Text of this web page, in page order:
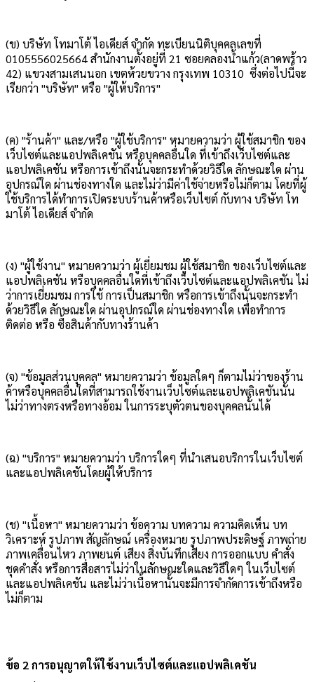
(ข) บริษัท โทมาโต้ ไอเดียส์ จำกัด ทะเบียนนิติบุคคลเลขที่
0105556025664 สำนักงานตั้งอยู่ที่ 21 ซอยคลองน้ำแก้ว(ลาดพร้าว
42) แขวงสามเสนนอก เขตห้วยขวาง กรุงเทพ 10310 ซึ่งต่อไปนี้จะ
เรียกว่า "บริษัท" หรือ "ผู้ให้บริการ"
(ค) "ร้านค้า" และ/หรือ "ผู้ใช้บริการ" หมายความว่า ผู้ใช้สมาชิก ของ
เว็บไซต์และแอปพลิเคชัน หรือบุคคลอื่นใด ที่เข้าถึงเว็บไซต์และ
แอปพลิเคชัน หรือการเข้าถึงนั้นจะกระทำด้วยวิธีใด ลักษณะใด ผ่าน
อุปกรณ์ใด ผ่านช่องทางใด และไม่ว่ามีค่าใช้จ่ายหรือไม่ก็ตาม โดยที่ผู้
ใช้บริการได้ทำการเปิดระบบร้านค้าหรือเว็บไซต์ กับทาง บริษัท โท
มาโต้ ไอเดียส์ จำกัด
(ง) "ผู้ใช้งาน" หมายความว่า ผู้เยี่ยมชม ผู้ใช้สมาชิก ของเว็บไซต์และ
แอปพลิเคชัน หรือบุคคลอื่นใดที่เข้าถึงเว็บไซต์และแอปพลิเคชัน ไม่
ว่าการเยี่ยมชม การใช้ การเป็นสมาชิก หรือการเข้าถึงนั้นจะกระทำ
ด้วยวิธีใด ลักษณะใด ผ่านอุปกรณ์ใด ผ่านช่องทางใด เพื่อทำการ
ติดต่อ หรือ ซื้อสินค้ากับทางร้านค้า
(จ) "ข้อมูลส่วนบุคคล" หมายความว่า ข้อมูลใดๆ ก็ตามไม่ว่าของร้าน
ค้าหรือบุคคลอื่นใดที่สามารถใช้งานเว็บไซต์และแอปพลิเคชันนั้น
ไม่ว่าทางตรงหรือทางอ้อม ในการระบุตัวตนของบุคคลนั้นได้
(ฉ) "บริการ" หมายความว่า บริการใดๆ ที่นำเสนอบริการในเว็บไซต์
และแอปพลิเคชันโดยผู้ให้บริการ
(ช) "เนื้อหา" หมายความว่า ข้อความ บทความ ความคิดเห็น บท
วิเคราะห์ รูปภาพ สัญลักษณ์ เครื่องหมาย รูปภาพประดิษฐ์ ภาพถ่าย
ภาพเคลื่อนไหว ภาพยนต์ เสียง สิ่งบันทึกเสียง การออกแบบ คำสั่ง
ชุดคำสั่ง หรือการสื่อสารไม่ว่าในลักษณะใดและวิธีใดๆ ในเว็บไซต์
และแอปพลิเคชัน และไม่ว่าเนื้อหานั้นจะมีการจำกัดการเข้าถึงหรือ
ไม่ก็ตาม
ข้อ 2 การอนุญาตให้ใช้งานเว็บไซต์และแอปพลิเคชัน